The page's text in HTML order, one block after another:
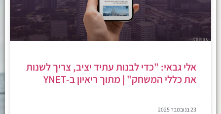
אלי גבאי: "כדי לבנות עתיד יציב, צריך לשנות
את כללי המשחק" | מתוך ריאיון ב-YNET
23 בנובמבר 2025